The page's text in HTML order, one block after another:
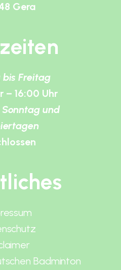
Gera
Freitag
– 16:00 Uhr
und
Badminton